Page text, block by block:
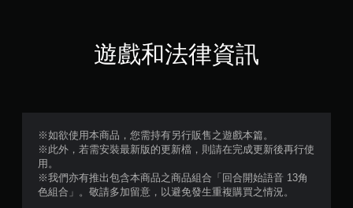
顆
遊戲和法律資訊
※如欲使用本商品，您需持有另行販售之遊戲本篇。
※此外，若需安裝最新版的更新檔，則請在完成更新後再行使
用。
※我們亦有推出包含本商品之商品組合「回合開始語音 13角
色組合」。敬請多加留意，以避免發生重複購買之情況。